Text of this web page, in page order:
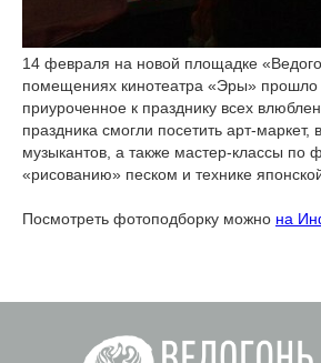
14 февраля на новой площадке
помещениях кинотеатра «Эры» прошло
приуроченное к празднику всех
праздника смогли посетить арт-маркет,
музыкантов, а также мастер-классы по
«рисованию» песком и технике
Посмотреть фотоподборку можно на